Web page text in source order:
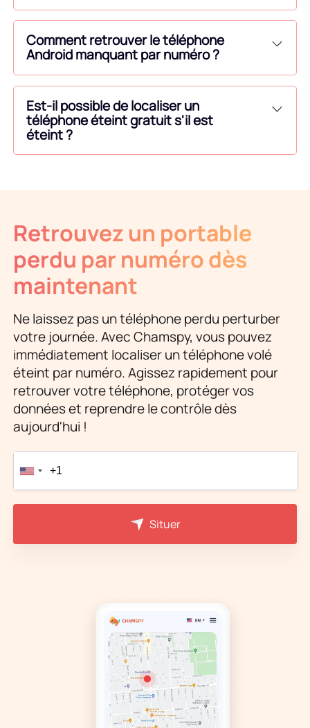
Comment retrouver le téléphone
Android manquant par numéro ?
Est-il possible de localiser un
téléphone éteint gratuit s'il est
éteint ?
Retrouvez un portable
perdu par numéro dès
maintenant
Ne laissez pas un téléphone perdu perturber
votre journée. Avec Chamspy, vous pouvez
immédiatement localiser un téléphone volé
éteint par numéro. Agissez rapidement pour
retrouver votre téléphone, protéger vos
données et reprendre le contrôle dès
aujourd'hui !
Situer